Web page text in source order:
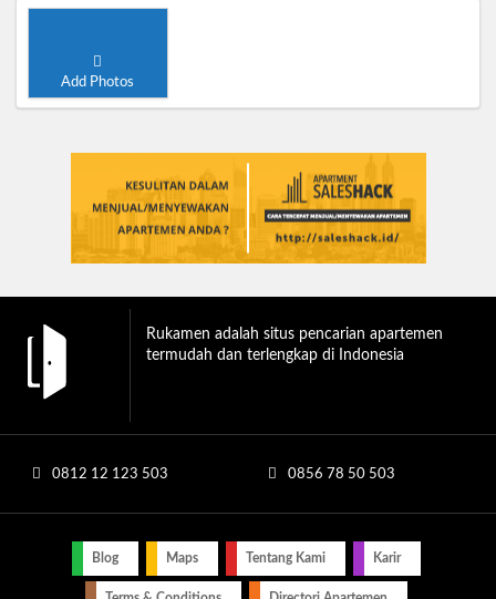
Add Photos
Rukamen adalah situs pencarian apartemen
termudah dan terlengkap di Indonesia
0812 12 123 503 0856 78 50 503
Blog Maps Tentang Kami Karir